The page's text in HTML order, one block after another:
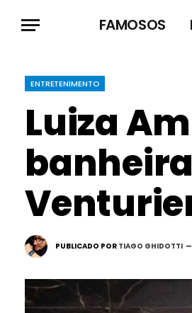
FAMOSOS
ENTRETENIMENTO
Luiza
PUBLICADO POR TIAGO GHIDOTTI